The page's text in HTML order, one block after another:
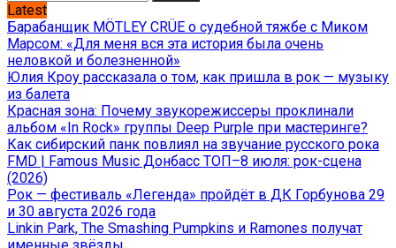
Latest
Барабанщик MÖTLEY CRÜE о судебной тяжбе с Миком
Марсом: «Для меня вся эта история была очень
неловкой и болезненной»
Юлия Кроу рассказала о том, как пришла в рок — музыку
из балета
Красная зона: Почему звукорежиссеры проклинали
альбом «In Rock» группы Deep Purple при мастеринге?
Как сибирский панк повлиял на звучание русского рока
FMD | Famous Music Донбасс ТОП–8 июля: рок-сцена
(2026)
Рок — фестиваль «Легенда» пройдёт в ДК Горбунова 29
и 30 августа 2026 года
Linkin Park, The Smashing Pumpkins и Ramones получат